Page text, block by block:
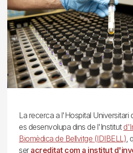
La recerca a l'Hospital Universitari
es desenvolupa dins de l'Institut
Biomèdica de Bellvitge (IDIBELL)
ser acreditat com a institut